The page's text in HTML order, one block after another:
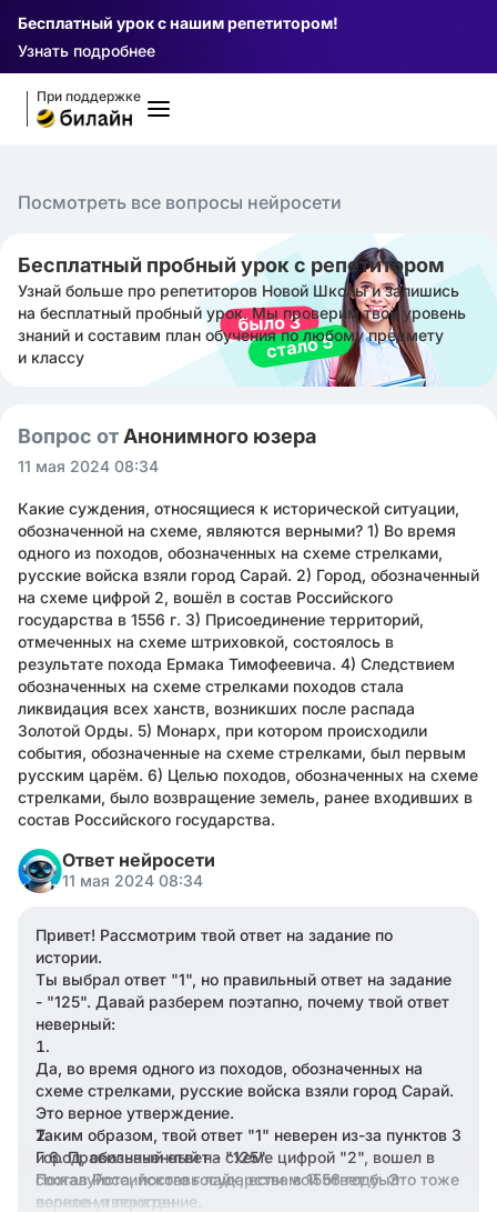
Бесплатный урок с нашим репетитором!
Узнать подробнее
При поддержке
Посмотреть все вопросы нейросети
Бесплатный пробный урок с репетитором
Узнай больше про репетиторов Новой Школы и запишись
на бесплатный пробный урок. Мы проверим твой уровень
знаний и составим план обучения по любому предмету
и классу
Вопрос от Анонимного юзера
11 мая 2024 08:34
Какие суждения, относящиеся к исторической ситуации,
обозначенной на схеме, являются верными? 1) Во время
одного из походов, обозначенных на схеме стрелками,
русские войска взяли город Сарай. 2) Город, обозначенный
на схеме цифрой 2, вошёл в состав Российского
государства в 1556 г. 3) Присоединение территорий,
отмеченных на схеме штриховкой, состоялось в
результате похода Ермака Тимофеевича. 4) Следствием
обозначенных на схеме стрелками походов стала
ликвидация всех ханств, возникших после распада
Золотой Орды. 5) Монарх, при котором происходили
события, обозначенные на схеме стрелками, был первым
русским царём. 6) Целью походов, обозначенных на схеме
стрелками, было возвращение земель, ранее входивших в
состав Российского государства.
Ответ нейросети
11 мая 2024 08:34
Привет! Рассмотрим твой ответ на задание по
истории.
Ты выбрал ответ "1", но правильный ответ на задание
- "125". Давай разберем поэтапно, почему твой ответ
неверный:
Да, во время одного из походов, обозначенных на
схеме стрелками, русские войска взяли город Сарай.
Это верное утверждение.
Город, обозначенный на схеме цифрой "2", вошел в
состав Российского государства в 1556 году. Это тоже
верное утверждение.
Таким образом, твой ответ "1" неверен из-за пунктов 3
и 6. Правильный ответ - "125".
Пожалуйста, поставь лайк, если мой ответ был
полезен и понятен.